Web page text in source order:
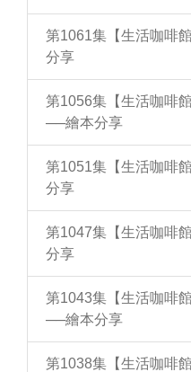
第1061集【生活咖啡
分享
第1056集【生活咖啡
──繪本分享
第1051集【生活咖啡
分享
第1047集【生活咖啡
分享
第1043集【生活咖啡
──繪本分享
第1038集【生活咖啡